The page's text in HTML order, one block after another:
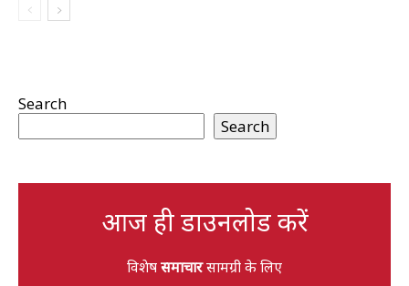
Search
Search
आज ही डाउनलोड करें
विशेषसमाचारसामग्री के लिए